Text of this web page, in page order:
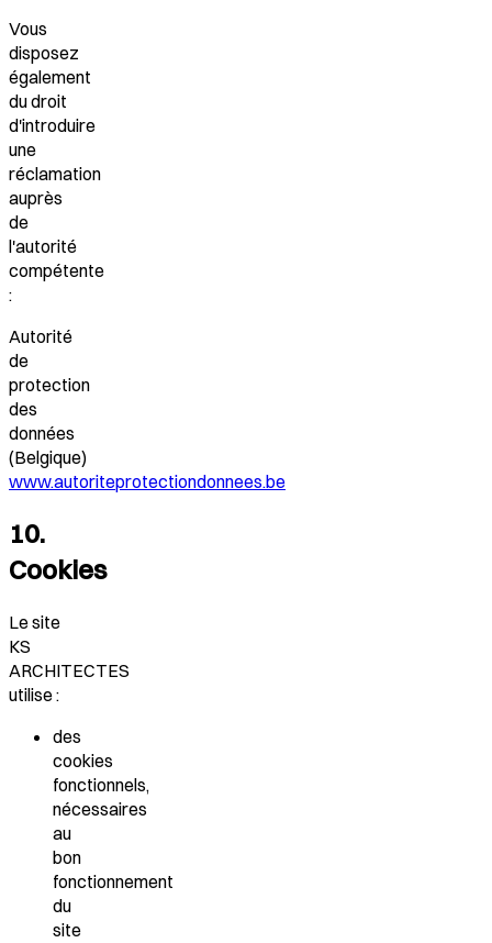
Vous
disposez
également
du droit
d'introduire
une
réclamation
auprès
de
l'autorité
compétente
:
Autorité
de
protection
des
données
(Belgique)
www.autoriteprotectiondonnees.be
10.
Cookies
Le site
KS
ARCHITECTES
utilise :
des
cookies
fonctionnels,
nécessaires
au
bon
fonctionnement
du
site